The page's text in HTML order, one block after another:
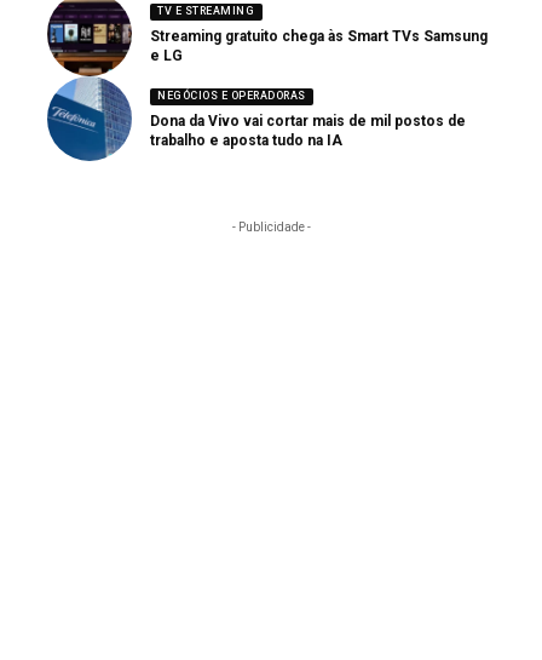
TV E STREAMING
Streaming gratuito chega às Smart TVs Samsung
e LG
NEGÓCIOS E OPERADORAS
Dona da Vivo vai cortar mais de mil postos de
trabalho e aposta tudo na IA
- Publicidade -